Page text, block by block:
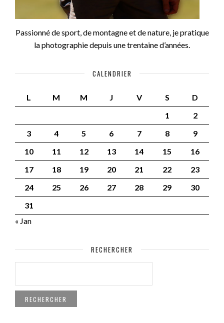
Passionné de sport, de montagne et de nature, je pratique
la photographie depuis une trentaine d’années.
CALENDRIER
L M M J V S
D
1
2
3
4 5 6 7 8
9
10
11 12 13 14 15
16
17
18 19 20 21 22
23
24
25 26 27 28 29
30
31
« Jan
RECHERCHER